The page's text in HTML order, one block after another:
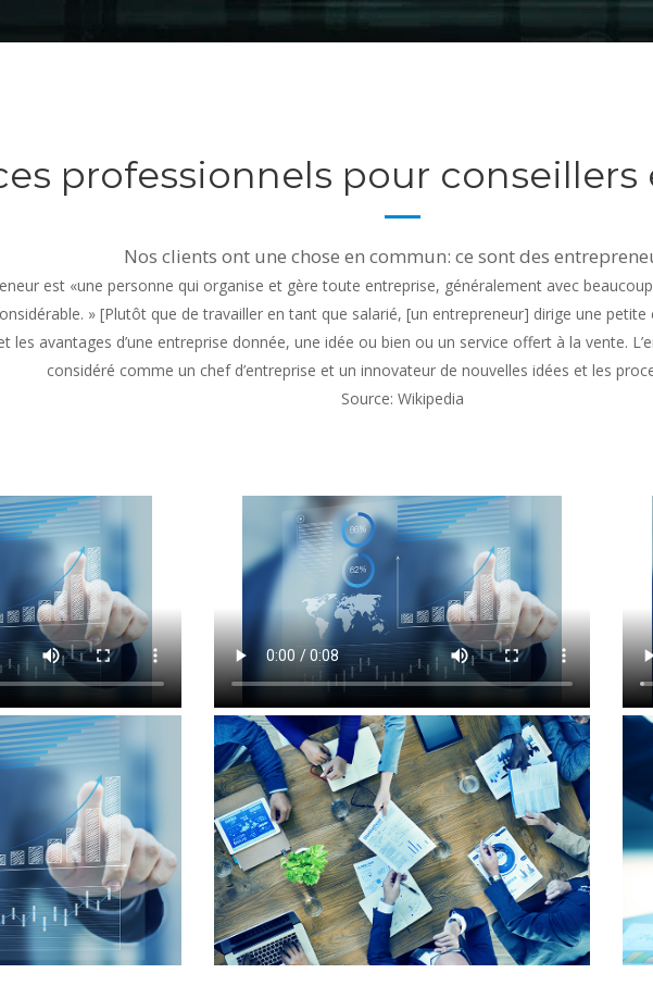
professionnels pour
Nos clients ont une chose en commun: ce sont des
est «une personne qui organise et gère toute entreprise, généralement avec
» [Plutôt que de travailler en tant que salarié, [un entrepreneur] dirige une
les avantages d’une entreprise donnée, une idée ou bien ou un service offert à la vente.
considéré comme un chef d’entreprise et un innovateur de nouvelles idées et les
Source: Wikipedia